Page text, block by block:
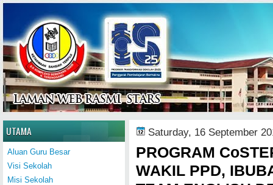
Home
Saturday, 16 September
PROGRAM
WAKIL PPD,
UTAMA
Aluan Guru Besar
Visi Sekolah
Misi Sekolah